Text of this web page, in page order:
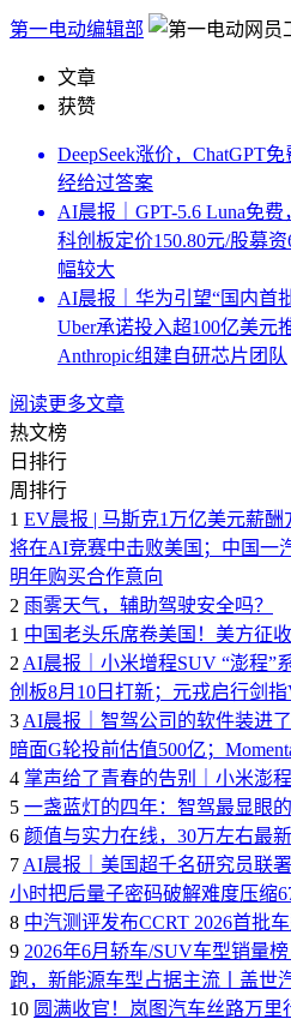
第一电动编辑部
文章
获赞
DeepSeek涨价，ChatGPT
经给过答案
AI晨报｜GPT-5.6 Luna免
科创板定价150.80元/股募
幅较大
AI晨报｜华为引望“国内首
Uber承诺投入超100亿美元
Anthropic组建自研芯片团队
阅读更多文章
热文榜
日排行
周排行
1 EV晨报 | 马斯克1万亿美元薪
将在AI竞赛中击败美国；中国一
明年购买合作意向
2 雨雾天气，辅助驾驶安全吗？
1 中国老头乐席卷美国！美方征
2 AI晨报｜小米增程SUV “澎程”
创板8月10日打新；元戎启行剑
3 AI晨报｜智驾公司的软件装进
暗面G轮投前估值500亿；
4 掌声给了青春的告别｜小米澎
5 一盏蓝灯的四年：智驾最显眼
6 颜值与实力在线，30万左右最
7 AI晨报｜美国超千名研究员联
小时把后量子密码破解难度压缩
8 中汽测评发布CCRT 2026首批
9 2026年6月轿车/SUV车型销量
跑，新能源车型占据主流丨盖世
10 圆满收官！岚图汽车丝路万